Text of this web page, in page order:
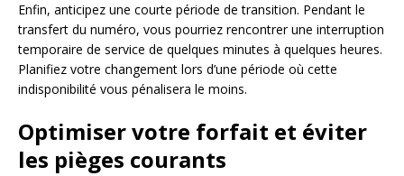
Enfin, anticipez une courte période de transition. Pendant le
transfert du numéro, vous pourriez rencontrer une interruption
temporaire de service de quelques minutes à quelques heures.
Planifiez votre changement lors d’une période où cette
indisponibilité vous pénalisera le moins.
Optimiser votre forfait et éviter
les pièges courants